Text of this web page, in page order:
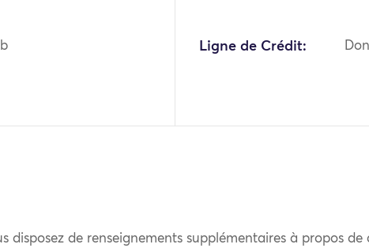
Ligne de Crédit:
disposez de renseignements supplémentaires à propos de